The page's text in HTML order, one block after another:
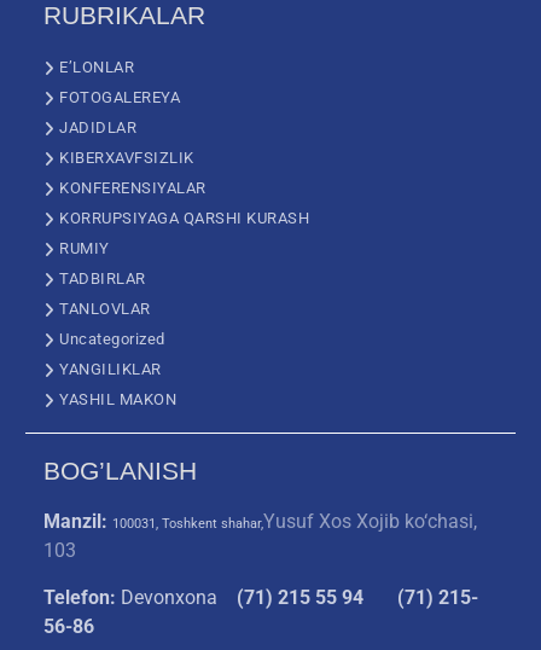
RUBRIKALAR
E’LONLAR
FOTOGALEREYA
JADIDLAR
KIBERXAVFSIZLIK
KONFERENSIYALAR
KORRUPSIYAGA QARSHI KURASH
RUMIY
TADBIRLAR
TANLOVLAR
Uncategorized
YANGILIKLAR
YASHIL MAKON
BOG’LANISH
Manzil: 100031, Toshkent shahar,Yusuf Xos Xojib ko‘chasi,
103
Telefon: Devonxona (71) 215 55 94
(71) 215-
56-86